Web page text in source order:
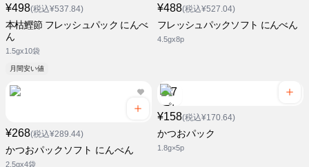
¥498(税込¥537.84)
本枯鰹節 フレッシュパック にんべ
ん
1.5gx10袋
月間安い値
¥488(税込¥527.04)
フレッシュパックソフト にんべん
4.5gx8p
¥268(税込¥289.44)
かつおパックソフト にんべん
2.5gx4袋
¥158(税込¥170.64)
かつおパック
1.8g×5p